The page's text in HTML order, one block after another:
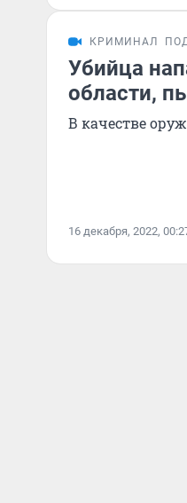
КРИМИНАЛ
Убийца
области,
В качестве
16 декабря, 2022,